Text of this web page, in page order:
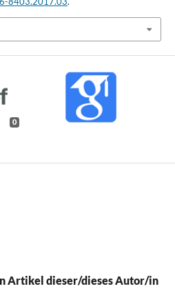
0
Artikel dieser/dieses Autor/in